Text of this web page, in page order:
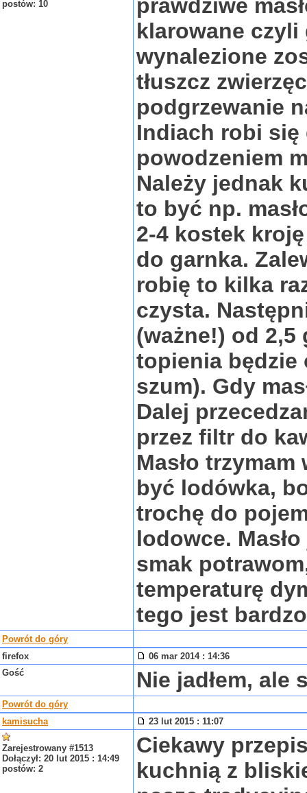
postów: 10
prawdziwe
klarowane
wynalezione
tłuszcz
podgrzewanie
Indiach robi się
powodzeniem
Należy jednak
to być np.
2-4 kostek
do garnka.
robię to kilka
czysta.
(ważne!) od
topienia będzie
szum). Gdy
Dalej
przez filtr do
Masło
być lodówka,
trochę do
lodowce.
smak
temperaturę
tego jest
Powrót do góry
firefox
06 mar 2014 : 14:36
Gość
Nie jadłem, ale
Powrót do góry
kamisucha
23 lut 2015 : 11:07
Zarejestrowany #1513
Dołączył: 20 lut 2015 : 14:49
postów: 2
Ciekawy
kuchnią z